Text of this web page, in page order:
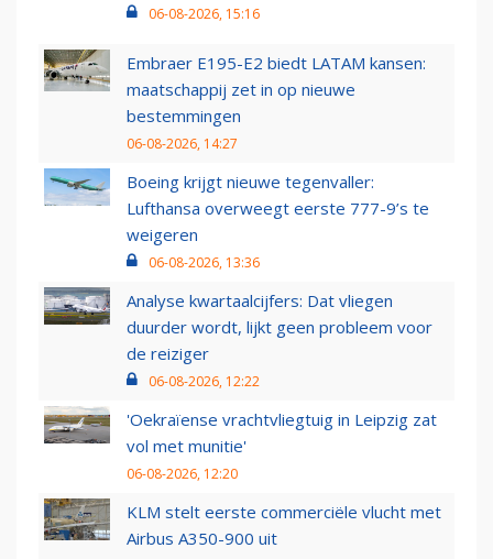
06-08-2026, 15:16
Embraer E195-E2 biedt LATAM kansen:
maatschappij zet in op nieuwe
bestemmingen
06-08-2026, 14:27
Boeing krijgt nieuwe tegenvaller:
Lufthansa overweegt eerste 777-9’s te
weigeren
06-08-2026, 13:36
Analyse kwartaalcijfers: Dat vliegen
duurder wordt, lijkt geen probleem voor
de reiziger
06-08-2026, 12:22
'Oekraïense vrachtvliegtuig in Leipzig zat
vol met munitie'
06-08-2026, 12:20
KLM stelt eerste commerciële vlucht met
Airbus A350-900 uit